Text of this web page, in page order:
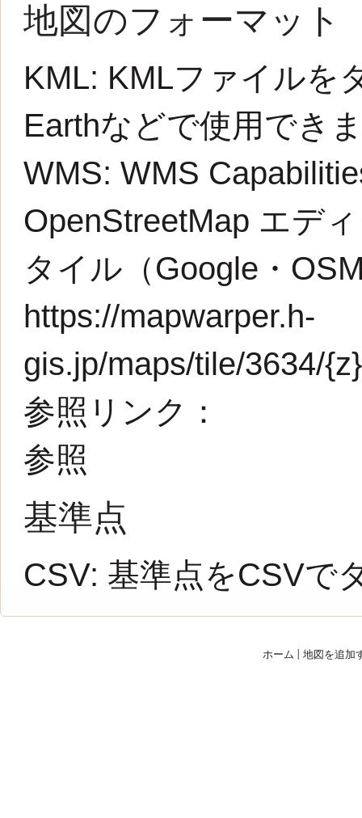
地図のフォーマット
KML: KMLファイルを
Earthなどで使用でき
WMS:WMS
OpenStreetMap エデ
タイル（Google・
https://mapwarper.h-
gis.jp/maps/tile/3634/
参照リンク：
参照
基準点
CSV: 基準点をCSVで
ホーム | 地図を追加